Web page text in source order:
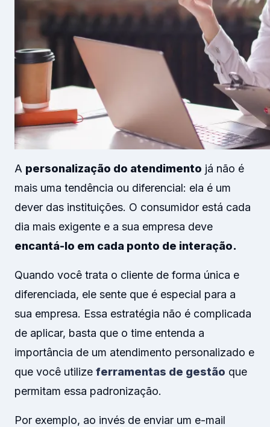
A personalização do atendimento já não é
mais uma tendência ou diferencial: ela é um
dever das instituições. O consumidor está cada
dia mais exigente e a sua empresa deve
encantá-lo em cada ponto de interação.
Quando você trata o cliente de forma única e
diferenciada, ele sente que é especial para a
sua empresa. Essa estratégia não é complicada
de aplicar, basta que o time entenda a
importância de um atendimento personalizado e
que você utilize ferramentas de gestão que
permitam essa padronização.
Por exemplo, ao invés de enviar um e-mail